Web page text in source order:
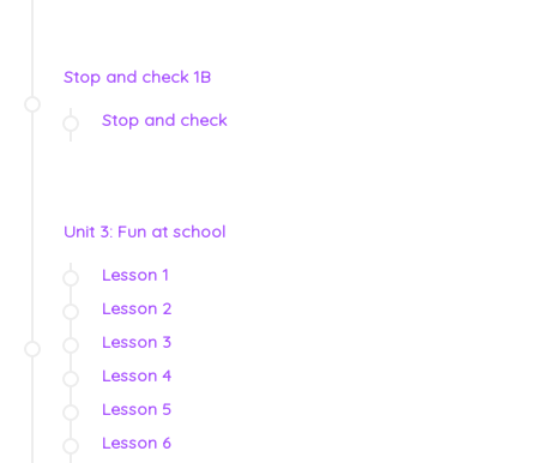
Stop and check 1B
Stop and check
Unit 3: Fun at school
Lesson 1
Lesson 2
Lesson 3
Lesson 4
Lesson 5
Lesson 6